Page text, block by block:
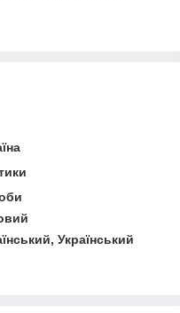
Український